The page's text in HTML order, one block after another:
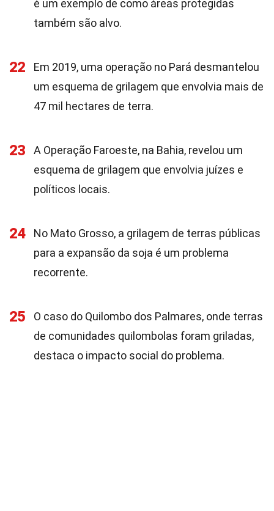
é um exemplo de como áreas protegidas
também são alvo.
22
Em 2019, uma operação no Pará desmantelou
um esquema de grilagem que envolvia mais de
47 mil hectares de terra.
23
A Operação Faroeste, na Bahia, revelou um
esquema de grilagem que envolvia juízes e
políticos locais.
24
No Mato Grosso, a grilagem de terras públicas
para a expansão da soja é um problema
recorrente.
25
O caso do Quilombo dos Palmares, onde terras
de comunidades quilombolas foram griladas,
destaca o impacto social do problema.